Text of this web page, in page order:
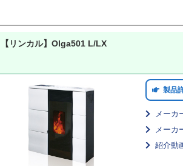
【リンカル】Olga501 L/LX
製品
メーカ
メーカ
紹介動